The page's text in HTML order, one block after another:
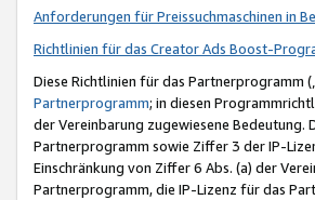
Anforderungen für Preissuchmaschinen in
Richtlinien für das Creator Ads Boost-
Diese Richtlinien für das Partnerprogramm
Partnerprogramm; in diesen
der Vereinbarung zugewiesene
Partnerprogramm sowie Ziffer 3 der IP-
Einschränkung von Ziffer 6 Abs. (a) der
Partnerprogramm, die IP-Lizenz für das